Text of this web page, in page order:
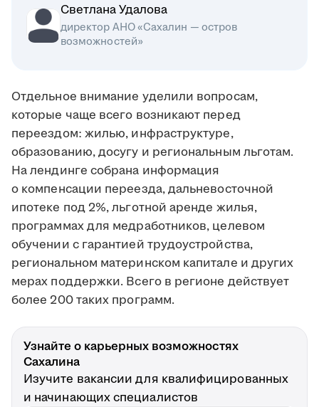
Светлана Удалова
директор АНО «Сахалин — остров
возможностей»
Отдельное внимание уделили вопросам,
которые чаще всего возникают перед
переездом: жилью, инфраструктуре,
образованию, досугу и региональным льготам.
На лендинге собрана информация
о компенсации переезда, дальневосточной
ипотеке под 2%, льготной аренде жилья,
программах для медработников, целевом
обучении с гарантией трудоустройства,
региональном материнском капитале и других
мерах поддержки. Всего в регионе действует
более 200 таких программ.
Узнайте о карьерных возможностях
Сахалина
Изучите вакансии для квалифицированных
и начинающих специалистов